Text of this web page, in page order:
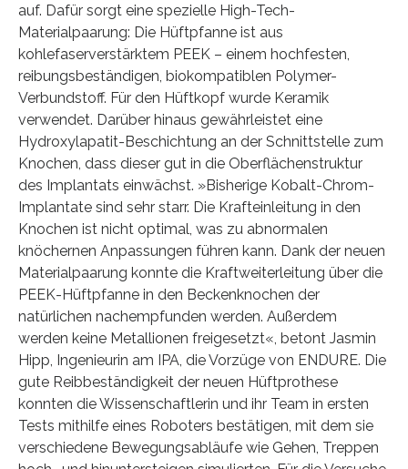
auf. Dafür sorgt eine spezielle High-Tech-
Materialpaarung: Die Hüftpfanne ist aus
kohlefaserverstärktem PEEK – einem hochfesten,
reibungsbeständigen, biokompatiblen Polymer-
Verbundstoff. Für den Hüftkopf wurde Keramik
verwendet. Darüber hinaus gewährleistet eine
Hydroxylapatit-Beschichtung an der Schnittstelle zum
Knochen, dass dieser gut in die Oberflächenstruktur
des Implantats einwächst. »Bisherige Kobalt-Chrom-
Implantate sind sehr starr. Die Krafteinleitung in den
Knochen ist nicht optimal, was zu abnormalen
knöchernen Anpassungen führen kann. Dank der neuen
Materialpaarung konnte die Kraftweiterleitung über die
PEEK-Hüftpfanne in den Beckenknochen der
natürlichen nachempfunden werden. Außerdem
werden keine Metallionen freigesetzt«, betont Jasmin
Hipp, Ingenieurin am IPA, die Vorzüge von ENDURE. Die
gute Reibbeständigkeit der neuen Hüftprothese
konnten die Wissenschaftlerin und ihr Team in ersten
Tests mithilfe eines Roboters bestätigen, mit dem sie
verschiedene Bewegungsabläufe wie Gehen, Treppen